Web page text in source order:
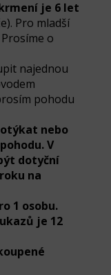
je 6 let
Pro mladší
o
najednou
pohodu
nebo
V
dotyční
na
1 osobu.
je 12